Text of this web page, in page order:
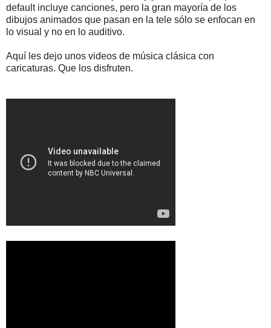
default incluye canciones, pero la gran mayoría de los
dibujos animados que pasan en la tele sólo se enfocan en
lo visual y no en lo auditivo.
Aquí les dejo unos videos de música clásica con
caricaturas. Que los disfruten.